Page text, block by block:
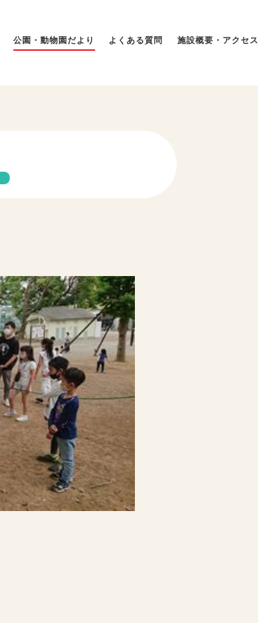
公園・動物園だより よくある質問 施設概要・アクセス